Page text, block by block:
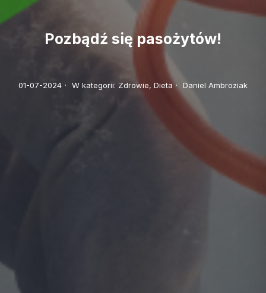
Pozbądź się pasożytów!
01-07-2024 · W kategorii: Zdrowie, Dieta · Daniel Ambroziak